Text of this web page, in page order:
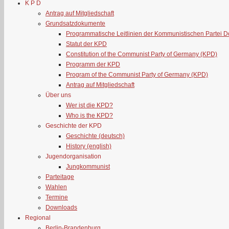
K P D
Antrag auf Mitgliedschaft
Grundsatzdokumente
Programmatische Leitlinien der Kommunistischen Partei
Statut der KPD
Constitution of the Communist Party of Germany (KPD)
Programm der KPD
Program of the Communist Party of Germany (KPD)
Antrag auf Mitgliedschaft
Über uns
Wer ist die KPD?
Who is the KPD?
Geschichte der KPD
Geschichte (deutsch)
History (english)
Jugendorganisation
Jungkommunist
Parteitage
Wahlen
Termine
Downloads
Regional